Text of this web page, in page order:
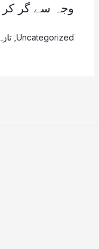
وجہ سے گر کر
Uncategorized
,